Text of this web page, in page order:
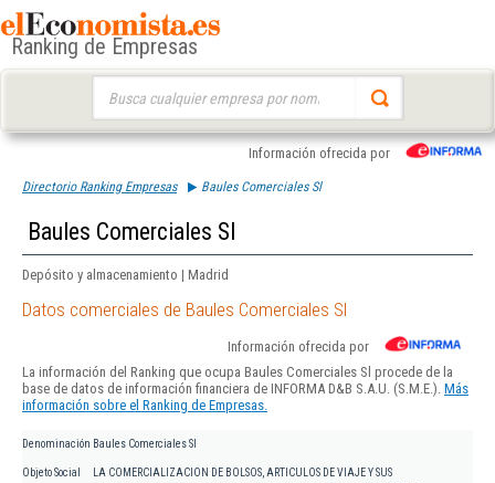
Ranking de Empresas
Información ofrecida por
Directorio Ranking Empresas Baules Comerciales Sl
Baules Comerciales Sl
Depósito y almacenamiento | Madrid
Datos comerciales de Baules Comerciales Sl
Información ofrecida por
La información del Ranking que ocupa Baules Comerciales Sl procede de la
base de datos de información financiera de INFORMA D&B S.A.U. (S.M.E.). Más
información sobre el Ranking de Empresas.
Denominación Baules Comerciales Sl
Objeto Social
LA COMERCIALIZACION DE BOLSOS, ARTICULOS DE VIAJE Y SUS